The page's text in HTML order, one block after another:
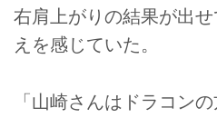
右肩上がりの結果が出
えを感じていた。
「山崎さんはドラコン